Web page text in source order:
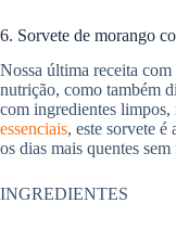
6. Sorvete de morango
Nossa última receita
nutrição, como também
com ingredientes limpos,
essenciais, este sorvete é
os dias mais quentes
INGREDIENTES